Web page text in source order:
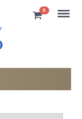
0 Menu